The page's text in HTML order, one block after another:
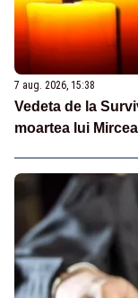
7 aug. 2026, 15:38
Vedeta de la
moartea lui